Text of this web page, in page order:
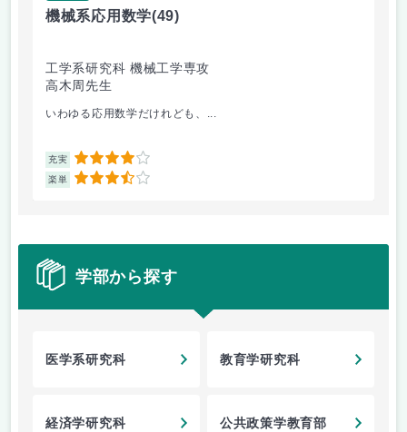
機械系応用数学(49)
工学系研究科 機械工学専攻
高木周先生
いわゆる応用数学だけれども、...
充実 4
楽単 3.5
学部から探す
医学系研究科 教育学研究科
経済学研究科 公共政策学教育部